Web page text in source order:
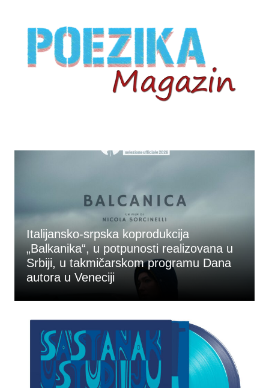
content
Italijansko-srpska koprodukcija
„Balkanika“, u potpunosti realizovana u
Srbiji, u takmičarskom programu Dana
autora u Veneciji